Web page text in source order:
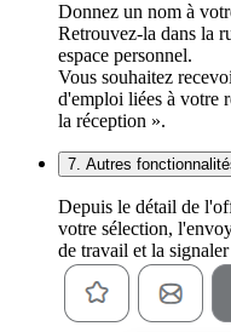
Donnez un nom à
Retrouvez-la dans la
espace personnel.
Vous souhaitez
d'emploi liées à votre
la réception ».
7. Autres
Depuis le détail de
votre sélection,
de travail et la